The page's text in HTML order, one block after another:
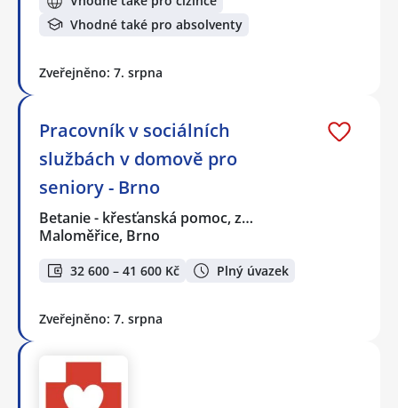
Vhodné také pro absolventy
Zveřejněno: 7. srpna
Pracovník v sociálních
službách v domově pro
seniory - Brno
Betanie - křesťanská pomoc, z…
Maloměřice, Brno
32 600 – 41 600 Kč Plný úvazek
Zveřejněno: 7. srpna